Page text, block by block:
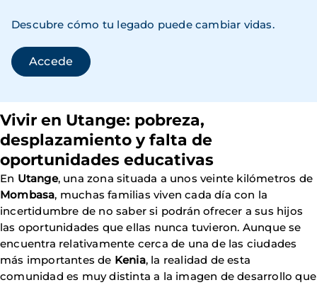
Descubre cómo tu legado puede cambiar vidas.
Accede
Vivir en Utange: pobreza,
desplazamiento y falta de
oportunidades educativas
En Utange, una zona situada a unos veinte kilómetros de
Mombasa, muchas familias viven cada día con la
incertidumbre de no saber si podrán ofrecer a sus hijos
las oportunidades que ellas nunca tuvieron. Aunque se
encuentra relativamente cerca de una de las ciudades
más importantes de Kenia, la realidad de esta
comunidad es muy distinta a la imagen de desarrollo que